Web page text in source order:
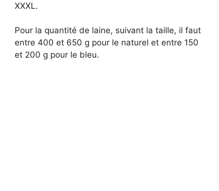
XXXL.
Pour la quantité de laine, suivant la taille, il faut
entre 400 et 650 g pour le naturel et entre 150
et 200 g pour le bleu.